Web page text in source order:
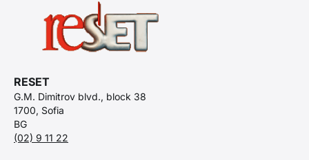
RESET
G.M. Dimitrov blvd., block 38
1700, Sofia
BG
(02) 9 11 22